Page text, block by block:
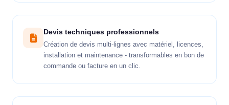
Devis techniques professionnels
Création de devis multi-lignes avec matériel, licences,
installation et maintenance - transformables en bon de
commande ou facture en un clic.